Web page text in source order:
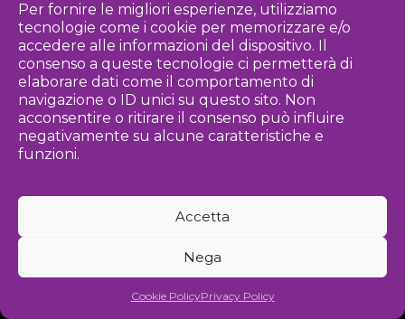
Per fornire le migliori esperienze, utilizziamo
tecnologie come i cookie per memorizzare e/o
accedere alle informazioni del dispositivo. Il
consenso a queste tecnologie ci permetterà di
elaborare dati come il comportamento di
navigazione o ID unici su questo sito. Non
acconsentire o ritirare il consenso può influire
negativamente su alcune caratteristiche e
funzioni.
Accetta
Nega
Cookie PolicyPrivacy Policy
PRIVACY POLICY
Iniziativa
Associazione culturale per la promozione delle arti visive
2026 Associazione Kou - [cf] 97815340589